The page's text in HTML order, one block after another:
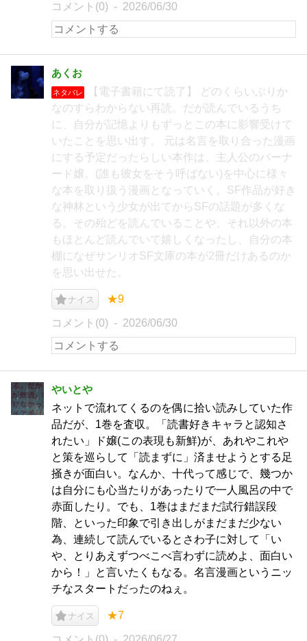
コメント(0) 2026/06/30
あくお
ネタバレ
【電子書籍にて読了】 どのくらいぶりか
なのすらわからない再読。だが読んでいるうち
に、自分が記憶よりもずっとこの本に影響受けて
いたことを思い出す。 元は名言を取り合った漫画
にする予定だったらしい本作は、主人公のバーナ
ード嬢。(誰も彼女をそう呼ばない)を中心に様々
な本を取り扱う漫画となっていく。SF作品が好き
な神林という少女が出てからSFの話題が多くな
る。その殆どを読んでいることや、それ以外の本
もほとんど読んでいて嬉しくなったし、自分の本
棚になぜサンリオSF文庫の本が2冊だけあるのか
を思い出せた。
ナイス ★9
コメント(0) 2026/06/30
やいとや
ネットで流れてくるのを偶に拾い読みしていた作
品だが、1巻を査収。「読書好きキャラと認知さ
れたい」ド嬢(この表現も新鮮)が、あれやこれや
と策を巡らして「読まずに」済ませようとする足
掻きが面白い。なんか、十代って感じで、幾つか
は自分にも心当たりがあったりで一人風呂の中で
赤面したり。でも、1巻はまだまだ試行錯誤段
階、といった印象で引き出しがまだまだ少ない
為、連続して読んでいるとさわ子に対して「い
や、とりあえずつべこべ言わずに読めよ、面白い
から！」と言いたくもなる。名言漫画というニッ
チなスタートだったのねぇ。
ナイス ★7